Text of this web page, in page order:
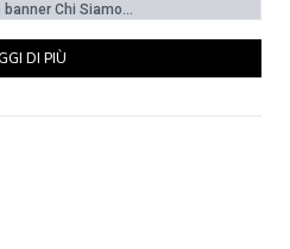
Chi Siamo...
DI PIÙ